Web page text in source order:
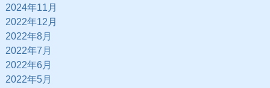
2024年11月
2022年12月
2022年8月
2022年7月
2022年6月
2022年5月